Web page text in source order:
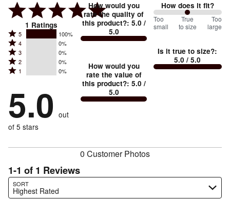
1 Ratings
Rated
5
stars
by
of
reviewers
5 100%
Rated
4
stars
by
of
reviewers
4 0%
Rated
3
stars
0%
of
reviewers
3 0%
Rated
2
by
0%
of
reviewers
2 0%
Rated
stars
by
0%
of
1 0%
5.0 out
of 5 stars
How would you
rate the quality of
this product?: 5.0 /
5.0
How would you
rate the value of
this product?: 5.0 /
5.0
How does it fit?
100
between
small
and
Too
small
True
to size
Too
large
Is it true to size?:
5.0 / 5.0
0 Customer Photos
1-1 of 1 Reviews
SORT
Highest Rated
Search reviews…